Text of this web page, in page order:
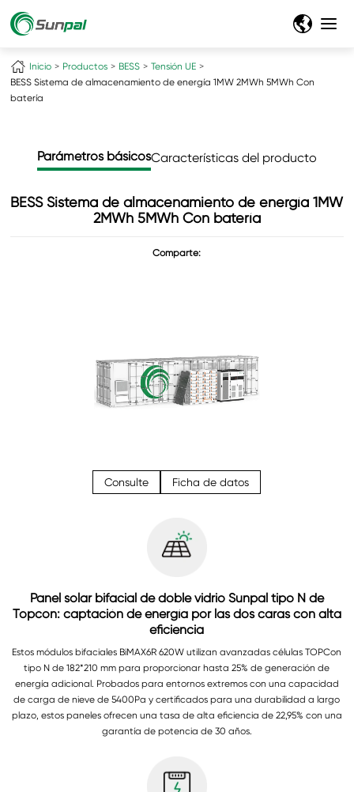
Inicio Productos BESS
Tensión UE
BESS Sistema de almacenamiento de energía 1MW 2MWh 5MWh Con
batería
Parámetros básicosCaracterísticas del producto
BESS Sistema de almacenamiento de energía 1MW
2MWh 5MWh Con batería
Comparte:
Consulte Ficha de datos
Panel solar bifacial de doble vidrio Sunpal tipo N de
Topcon: captación de energía por las dos caras con alta
eficiencia
Estos módulos bifaciales BiMAX6R 620W utilizan avanzadas células TOPCon
tipo N de 182*210 mm para proporcionar hasta 25% de generación de
energía adicional. Probados para entornos extremos con una capacidad
de carga de nieve de 5400Pa y certificados para una durabilidad a largo
plazo, estos paneles ofrecen una tasa de alta eficiencia de 22,95% con una
garantía de potencia de 30 años.